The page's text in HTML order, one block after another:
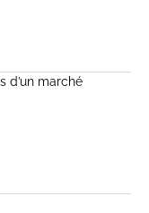
d’un marché